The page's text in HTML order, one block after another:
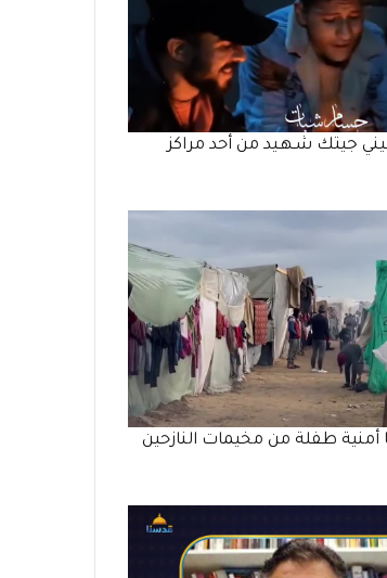
جيتك شـهـيد من أحد مراكز
أمنية طفلة من مخيمات النازحين